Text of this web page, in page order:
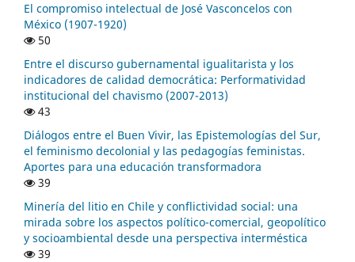
El compromiso intelectual de José Vasconcelos con
México (1907-1920)
50
Entre el discurso gubernamental igualitarista y los
indicadores de calidad democrática: Performatividad
institucional del chavismo (2007-2013)
43
Diálogos entre el Buen Vivir, las Epistemologías del Sur,
el feminismo decolonial y las pedagogías feministas.
Aportes para una educación transformadora
39
Minería del litio en Chile y conflictividad social: una
mirada sobre los aspectos político-comercial, geopolítico
y socioambiental desde una perspectiva interméstica
39